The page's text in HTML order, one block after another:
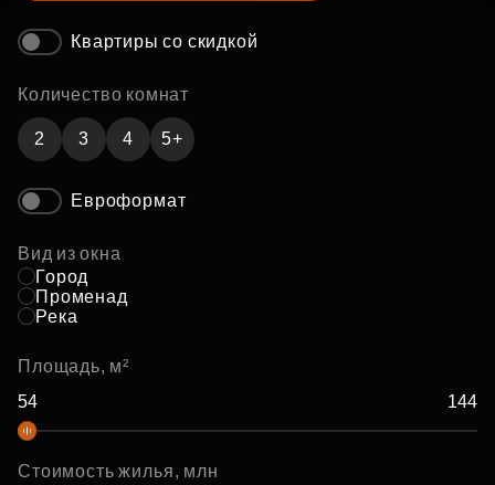
Квартиры со скидкой
Количество комнат
2 3 4 5+
Евроформат
Вид из окна
Город
Променад
Река
Площадь, м²
Стоимость жилья, млн